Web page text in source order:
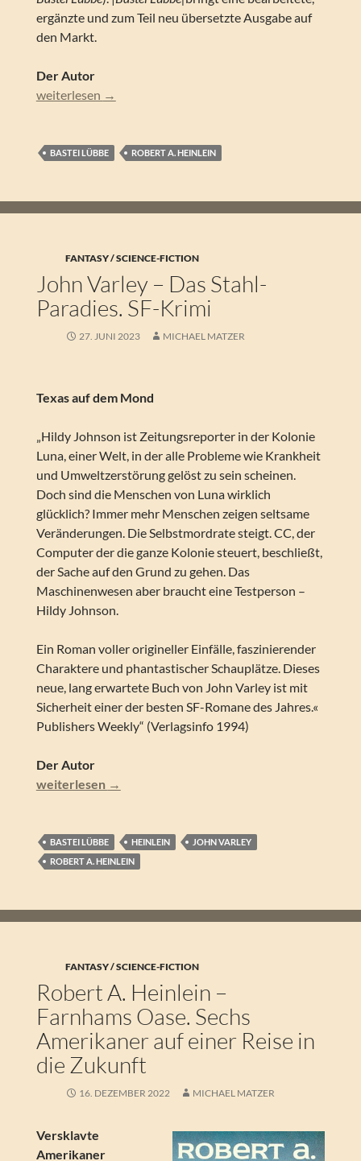
ergänzte und zum Teil neu übersetzte Ausgabe auf
den Markt.
Der Autor
Robert A. Heinlein – Gestrandet im Sternenreich
weiterlesen →
BASTEI LÜBBE ROBERT A. HEINLEIN
FANTASY / SCIENCE-FICTION
John Varley – Das Stahl-
Paradies. SF-Krimi
27. JUNI 2023 MICHAEL MATZER
Texas auf dem Mond
„Hildy Johnson ist Zeitungsreporter in der Kolonie
Luna, einer Welt, in der alle Probleme wie Krankheit
und Umweltzerstörung gelöst zu sein scheinen.
Doch sind die Menschen von Luna wirklich
glücklich? Immer mehr Menschen zeigen seltsame
Veränderungen. Die Selbstmordrate steigt. CC, der
Computer der die ganze Kolonie steuert, beschließt,
der Sache auf den Grund zu gehen. Das
Maschinenwesen aber braucht eine Testperson –
Hildy Johnson.
Ein Roman voller origineller Einfälle, faszinierender
Charaktere und phantastischer Schauplätze. Dieses
neue, lang erwartete Buch von John Varley ist mit
Sicherheit einer der besten SF-Romane des Jahres.«
Publishers Weekly“ (Verlagsinfo 1994)
Der Autor
John Varley – Das Stahl-Paradies. SF-Krimi
weiterlesen →
BASTEI LÜBBE HEINLEIN
JOHN VARLEY
ROBERT A. HEINLEIN
FANTASY / SCIENCE-FICTION
Robert A. Heinlein –
Farnhams Oase. Sechs
Amerikaner auf einer Reise in
die Zukunft
16. DEZEMBER 2022 MICHAEL MATZER
Versklavte
Amerikaner